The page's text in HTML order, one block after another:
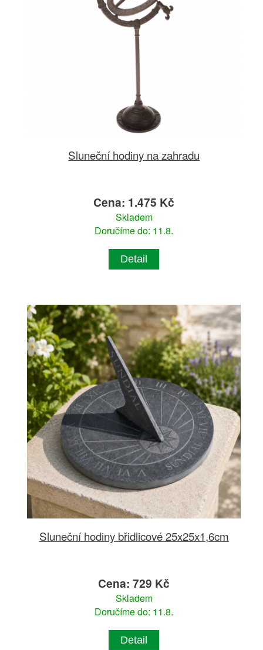
Sluneční hodiny na zahradu
Cena: 1.475 Kč
Skladem
Doručíme do: 11.8.
Detail
Sluneční hodiny břidlicové 25x25x1,6cm
Cena: 729 Kč
Skladem
Doručíme do: 11.8.
Detail